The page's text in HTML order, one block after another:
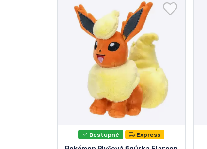
Dostupné Express